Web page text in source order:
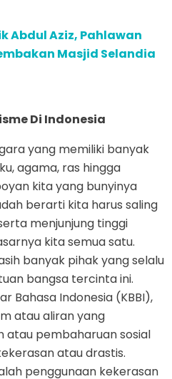
Abdul Aziz, Pahlawan
Masjid Selandia
Di Indonesia
yang memiliki banyak
agama, ras hingga
kita yang bunyinya
berarti kita harus saling
menjunjung tinggi
kita semua satu.
banyak pihak yang selalu
bangsa tercinta ini.
Bahasa Indonesia (KBBI),
atau aliran yang
atau pembaharuan sosial
atau drastis.
penggunaan kekerasan